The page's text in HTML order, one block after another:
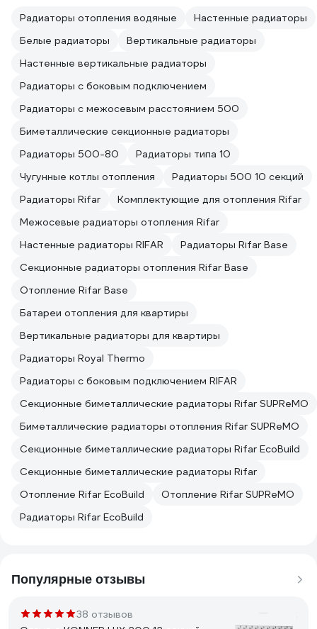
Радиаторы отопления водяные
Настенные радиаторы
Белые радиаторы
Вертикальные радиаторы
Настенные вертикальные радиаторы
Радиаторы с боковым подключением
Радиаторы с межосевым расстоянием 500
Биметаллические секционные радиаторы
Радиаторы 500-80
Радиаторы типа 10
Чугунные котлы отопления
Радиаторы 500 10 секций
Радиаторы Rifar
Комплектующие для отопления Rifar
Межосевые радиаторы отопления Rifar
Настенные радиаторы RIFAR
Радиаторы Rifar Base
Секционные радиаторы отопления Rifar Base
Отопление Rifar Base
Батареи отопления для квартиры
Вертикальные радиаторы для квартиры
Радиаторы Royal Thermo
Радиаторы с боковым подключением RIFAR
Секционные биметаллические радиаторы Rifar SUPReMO
Биметаллические радиаторы отопления Rifar SUPReMO
Секционные биметаллические радиаторы Rifar EcoBuild
Секционные биметаллические радиаторы Rifar
Отопление Rifar EcoBuild
Отопление Rifar SUPReMO
Радиаторы Rifar EcoBuild
Популярные отзывы
38 отзывов